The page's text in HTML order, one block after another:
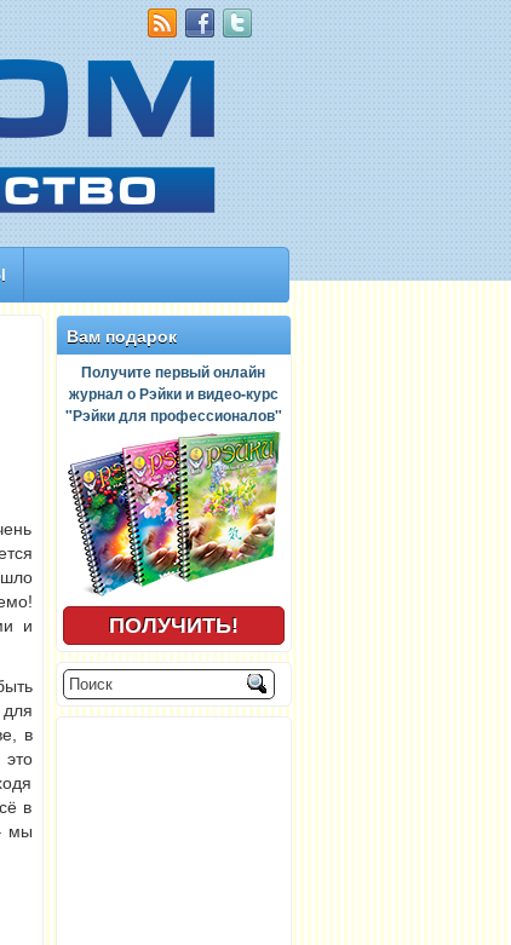
и
в
в
мы
Вам подарок
Получите первый онлайн
журнал о Рэйки и видео-курс
"Рэйки для профессионалов"